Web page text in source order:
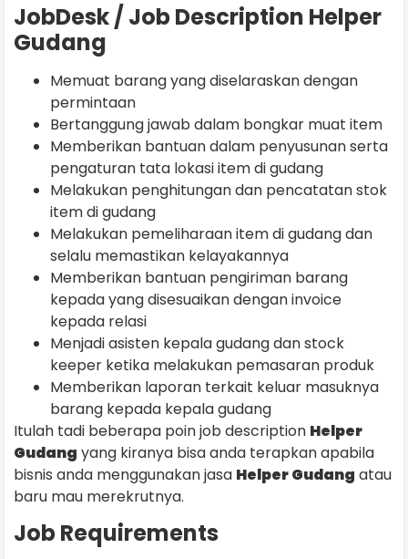
JobDesk / Job Description Helper
Gudang
Memuat barang yang diselaraskan dengan
permintaan
Bertanggung jawab dalam bongkar muat item
Memberikan bantuan dalam penyusunan serta
pengaturan tata lokasi item di gudang
Melakukan penghitungan dan pencatatan stok
item di gudang
Melakukan pemeliharaan item di gudang dan
selalu memastikan kelayakannya
Memberikan bantuan pengiriman barang
kepada yang disesuaikan dengan invoice
kepada relasi
Menjadi asisten kepala gudang dan stock
keeper ketika melakukan pemasaran produk
Memberikan laporan terkait keluar masuknya
barang kepada kepala gudang
Itulah tadi beberapa poin job description Helper
Gudang yang kiranya bisa anda terapkan apabila
bisnis anda menggunakan jasa Helper Gudang atau
baru mau merekrutnya.
Job Requirements